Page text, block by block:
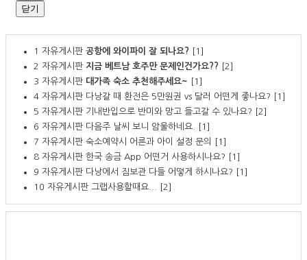
닫기
1 자유게시판 공항에 와이파이 잘 되나요?
[1]
2 자유게시판 지금 베트남 호주만 문제인건가요??
[2]
3 자유게시판 대가족 숙소 추천해주세요~
[1]
4 자유게시판 다낭갈 때 환전은 5만원권 vs 달러 어떤게 좋나요?
[1]
5 자유게시판 기내반입으로 반미와 망고 들고갈 수 있나요?
[2]
6 자유게시판 다음주 날씨 보니 암울하네요.
[1]
7 자유게시판 숙소예약시 어른과 아이 설정 문의
[1]
8 자유게시판 한국 송금 App 어떤거 사용하시나요?
[1]
9 자유게시판 다낭에서 짐보관 다들 어떻게 하시나요?
[1]
10 자유게시판 그랩사용할때요... [2]